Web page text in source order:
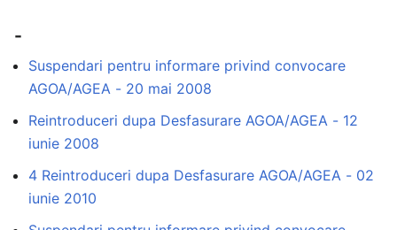
-
Suspendari pentru informare privind convocare
AGOA/AGEA - 20 mai 2008
Reintroduceri dupa Desfasurare AGOA/AGEA - 12
iunie 2008
4 Reintroduceri dupa Desfasurare AGOA/AGEA - 02
iunie 2010